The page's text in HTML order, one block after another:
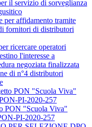
il servizio di sorveglianza
per affidamento tramite
fornitori di distributori
ricercare operatori
l'interesse a
negoziata finalizzata
di n°4 distributori
PON "Scuola Viva"
PI-2020-257
PON "Scuola Viva"
PI-2020-257